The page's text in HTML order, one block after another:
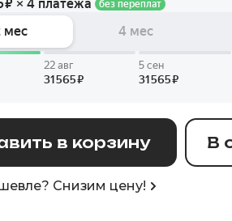
в корзину В
Снизим цену!